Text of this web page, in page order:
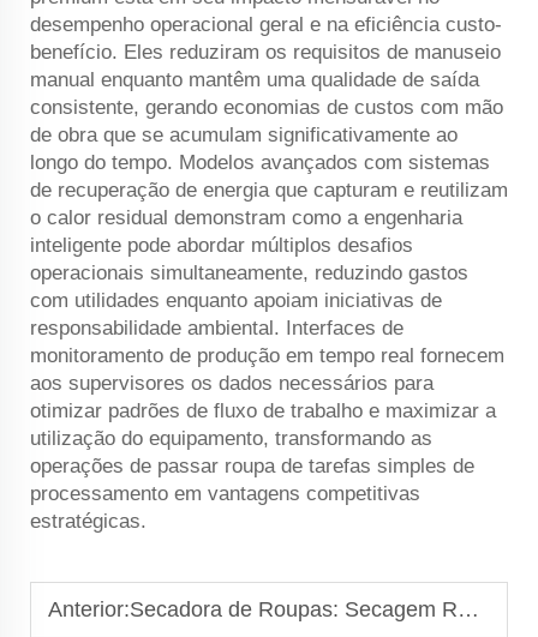
desempenho operacional geral e na eficiência custo-
benefício. Eles reduziram os requisitos de manuseio
manual enquanto mantêm uma qualidade de saída
consistente, gerando economias de custos com mão
de obra que se acumulam significativamente ao
longo do tempo. Modelos avançados com sistemas
de recuperação de energia que capturam e reutilizam
o calor residual demonstram como a engenharia
inteligente pode abordar múltiplos desafios
operacionais simultaneamente, reduzindo gastos
com utilidades enquanto apoiam iniciativas de
responsabilidade ambiental. Interfaces de
monitoramento de produção em tempo real fornecem
aos supervisores os dados necessários para
otimizar padrões de fluxo de trabalho e maximizar a
utilização do equipamento, transformando as
operações de passar roupa de tarefas simples de
processamento em vantagens competitivas
estratégicas.
Anterior:Secadora de Roupas: Secagem Rápida para Clientes Atarefados